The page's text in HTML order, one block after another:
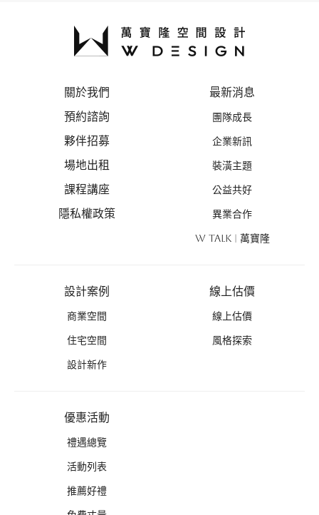
關於我們
預約諮詢
夥伴招募
場地出租
課程講座
隱私權政策
最新消息
團隊成長
企業新訊
裝潢主題
公益共好
異業合作
W TALK | 萬寶隆
設計案例
商業空間
住宅空間
設計新作
線上估價
線上估價
風格探索
優惠活動
禮遇總覽
活動列表
推薦好禮